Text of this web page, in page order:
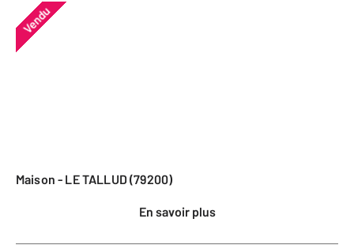
Vendu
Maison - LE TALLUD (79200)
En savoir plus